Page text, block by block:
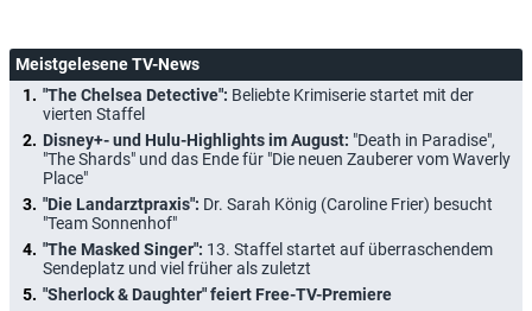
Meistgelesene TV-News
"The Chelsea Detective": Beliebte Krimiserie startet mit der
vierten Staffel
Disney+- und Hulu-Highlights im August: "Death in Paradise",
"The Shards" und das Ende für "Die neuen Zauberer vom Waverly
Place"
"Die Landarztpraxis": Dr. Sarah König (Caroline Frier) besucht
"Team Sonnenhof"
"The Masked Singer": 13. Staffel startet auf überraschendem
Sendeplatz und viel früher als zuletzt
"Sherlock & Daughter" feiert Free-TV-Premiere